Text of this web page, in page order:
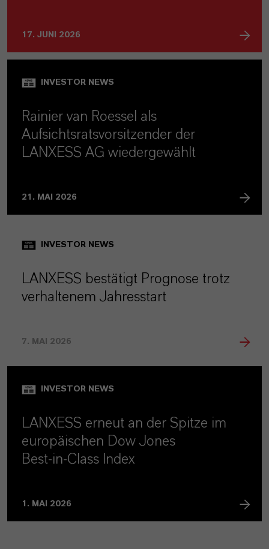
17. JUNI 2026
INVESTOR NEWS
Rainier van Roessel als
Aufsichtsratsvorsitzender der
LANXESS AG wiedergewählt
21. MAI 2026
INVESTOR NEWS
LANXESS bestätigt Prognose trotz
verhaltenem Jahresstart
7. MAI 2026
INVESTOR NEWS
LANXESS erneut an der Spitze im
europäischen Dow Jones
Best‑in‑Class Index
1. MAI 2026